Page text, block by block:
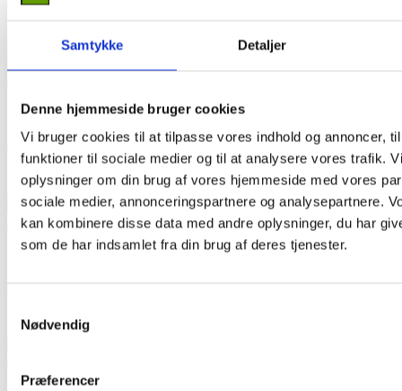
Samtykke Detaljer
Denne hjemmeside bruger cookies
Vi bruger cookies til at tilpasse vores indhold og annoncer,
funktioner til sociale medier og til at analysere vores trafik.
oplysninger om din brug af vores hjemmeside med vores
sociale medier, annonceringspartnere og analysepartnere.
kan kombinere disse data med andre oplysninger, du har
som de har indsamlet fra din brug af deres tjenester.
Nødvendig
Præferencer
Tilføj til kurv
Add to Wishlist
BFS Flyder 20 MM
15,00
(Inkl. moms15,00
Tilføj til kurv
Add to Wishlist
Tilføj til kurv